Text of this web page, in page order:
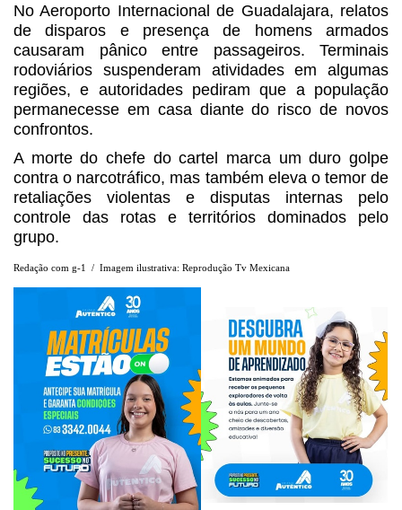
No Aeroporto Internacional de Guadalajara, relatos
de disparos e presença de homens armados
causaram pânico entre passageiros. Terminais
rodoviários suspenderam atividades em algumas
regiões, e autoridades pediram que a população
permanecesse em casa diante do risco de novos
confrontos.
A morte do chefe do cartel marca um duro golpe
contra o narcotráfico, mas também eleva o temor de
retaliações violentas e disputas internas pelo
controle das rotas e territórios dominados pelo
grupo.
Redação com g-1 / Imagem ilustrativa: Reprodução Tv Mexicana